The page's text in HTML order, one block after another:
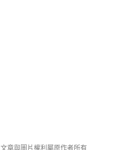
文章與圖片權利屬原作者所有